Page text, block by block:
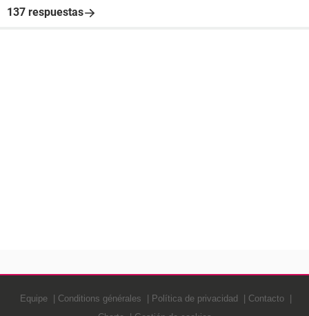
137 respuestas
Equipe Conditions générales Política de privacidad
Contacto